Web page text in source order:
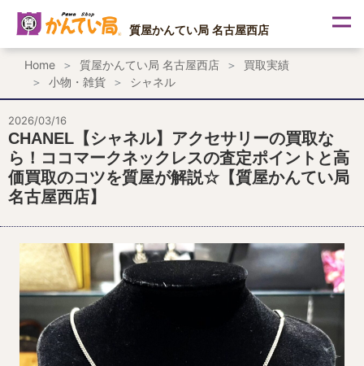
ス
プ
質屋かんてい局 名古屋西店
Home 質屋かんてい局 名古屋西店
買取実績
小物・雑貨
シャネル
2026/03/16
CHANEL【シャネル】アクセサリーの買取な
ら！ココマークネックレスの査定ポイントと高
価買取のコツを質屋が解説☆【質屋かんてい局
名古屋西店】